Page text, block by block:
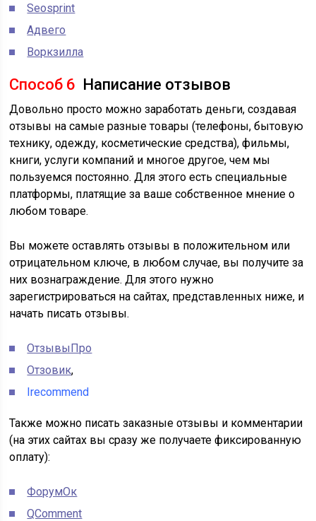
Seosprint
Адвего
Воркзилла
Способ 6 Написание отзывов
Довольно просто можно заработать деньги, создавая
отзывы на самые разные товары (телефоны, бытовую
технику, одежду, косметические средства), фильмы,
книги, услуги компаний и многое другое, чем мы
пользуемся постоянно. Для этого есть специальные
платформы, платящие за ваше собственное мнение о
любом товаре.
Вы можете оставлять отзывы в положительном или
отрицательном ключе, в любом случае, вы получите за
них вознаграждение. Для этого нужно
зарегистрироваться на сайтах, представленных ниже, и
начать писать отзывы.
ОтзывыПро
Отзовик,
Irecommend
Также можно писать заказные отзывы и комментарии
(на этих сайтах вы сразу же получаете фиксированную
оплату):
ФорумОк
QComment